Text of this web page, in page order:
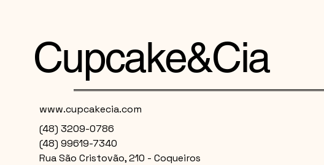
Cupcake&Cia
www.cupcakecia.com
(48) 3209-0786
(48) 99619-7340
Rua São Cristovão, 210 - Coqueiros